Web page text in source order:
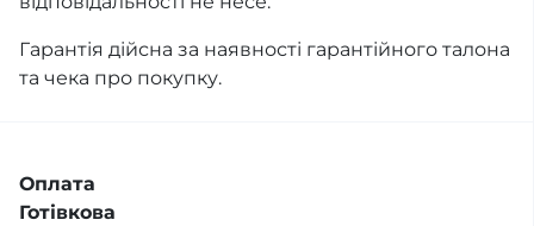
Гарантія дійсна за наявності гарантійного талона
та чека про покупку.
Оплата
Готівкова